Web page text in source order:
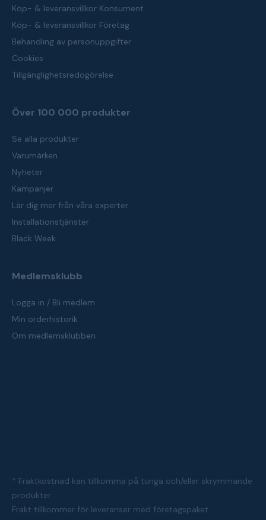
Köp- & leveransvillkor Konsument
Köp- & leveransvillkor Företag
Behandling av personuppgifter
Cookies
Tillgänglighetsredogörelse
Över 100 000 produkter
Se alla produkter
Varumärken
Nyheter
Kampanjer
Lär dig mer från våra experter
Installationstjänster
Black Week
Medlemsklubb
Logga in / Bli medlem
Min orderhistorik
Om medlemsklubben
* Fraktkostnad kan tillkomma på tunga och/eller skrymmande
produkter
Frakt tillkommer för leveranser med företagspaket